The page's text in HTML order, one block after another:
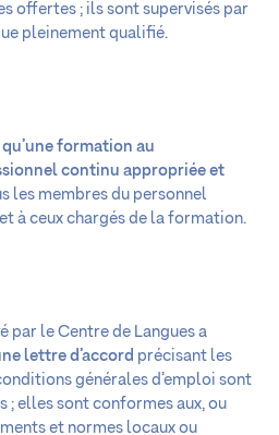
offertes ; ils sont supervisés par
pleinement qualifié.
formation au
continu appropriée et
les membres du personnel
à ceux chargés de la formation.
par le Centre de Langues a
lettre d’accord précisant les
générales d’emploi sont
; elles sont conformes aux, ou
et normes locaux ou